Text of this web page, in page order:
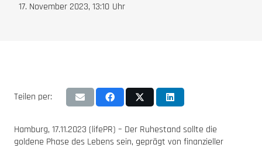
17. November 2023, 13:10 Uhr
Teilen per:
Hamburg, 17.11.2023 (lifePR) – Der Ruhestand sollte die
goldene Phase des Lebens sein, geprägt von finanzieller